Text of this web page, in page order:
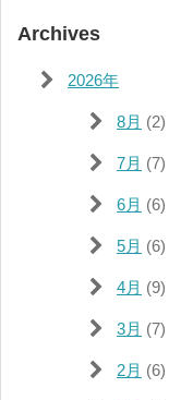
Archives
2026年
8月 (2)
7月 (7)
6月 (6)
5月 (6)
4月 (9)
3月 (7)
2月 (6)